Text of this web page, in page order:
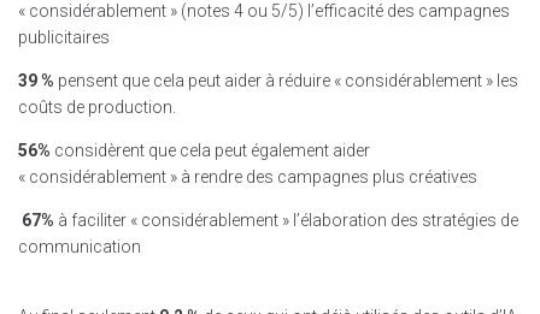
« considérablement » (notes 4 ou 5/5) l’efficacité des campagnes
publicitaires
39 % pensent que cela peut aider à réduire « considérablement » les
coûts de production.
56% considèrent que cela peut également aider
« considérablement » à rendre des campagnes plus créatives
67% à faciliter « considérablement » l’élaboration des stratégies de
communication